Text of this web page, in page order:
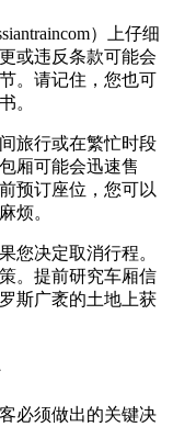
）上仔细
或违反条款可能会
。请记住，您也可
。
旅行或在繁忙时段
厢可能会迅速售
预订座位，您可以
烦。
您决定取消行程。
。提前研究车厢信
斯广袤的土地上获
必须做出的关键决